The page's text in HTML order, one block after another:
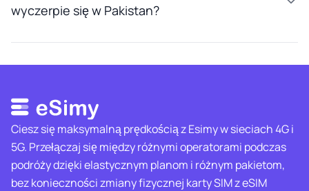
wyczerpie się w Pakistan?
Ciesz się maksymalną prędkością z Esimy w sieciach 4G i
5G. Przełączaj się między różnymi operatorami podczas
podróży dzięki elastycznym planom i różnym pakietom,
bez konieczności zmiany fizycznej karty SIM z eSIM